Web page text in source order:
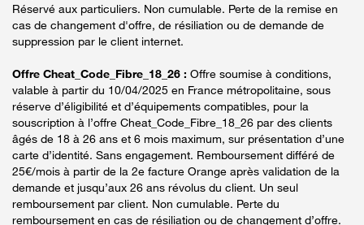
Réservé aux particuliers. Non cumulable. Perte de la remise en
cas de changement d'offre, de résiliation ou de demande de
suppression par le client internet.
Offre Cheat_Code_Fibre_18_26 : Offre soumise à conditions,
valable à partir du 10/04/2025 en France métropolitaine, sous
réserve d’éligibilité et d’équipements compatibles, pour la
souscription à l’offre Cheat_Code_Fibre_18_26 par des clients
âgés de 18 à 26 ans et 6 mois maximum, sur présentation d’une
carte d’identité. Sans engagement. Remboursement différé de
25€/mois à partir de la 2e facture Orange après validation de la
demande et jusqu’aux 26 ans révolus du client. Un seul
remboursement par client. Non cumulable. Perte du
remboursement en cas de résiliation ou de changement d’offre.